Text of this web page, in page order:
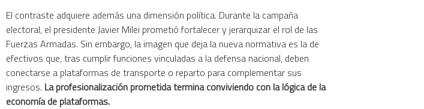
El contraste adquiere además una dimensión política. Durante la campaña
electoral, el presidente Javier Milei prometió fortalecer y jerarquizar el rol de las
Fuerzas Armadas. Sin embargo, la imagen que deja la nueva normativa es la de
efectivos que, tras cumplir funciones vinculadas a la defensa nacional, deben
conectarse a plataformas de transporte o reparto para complementar sus
ingresos. La profesionalización prometida termina conviviendo con la lógica de la
economía de plataformas.